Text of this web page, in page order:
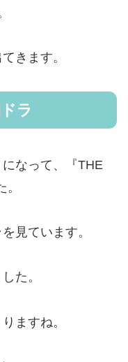
きます。
ラ
なって、『THE
見ています。
た。
ますね。